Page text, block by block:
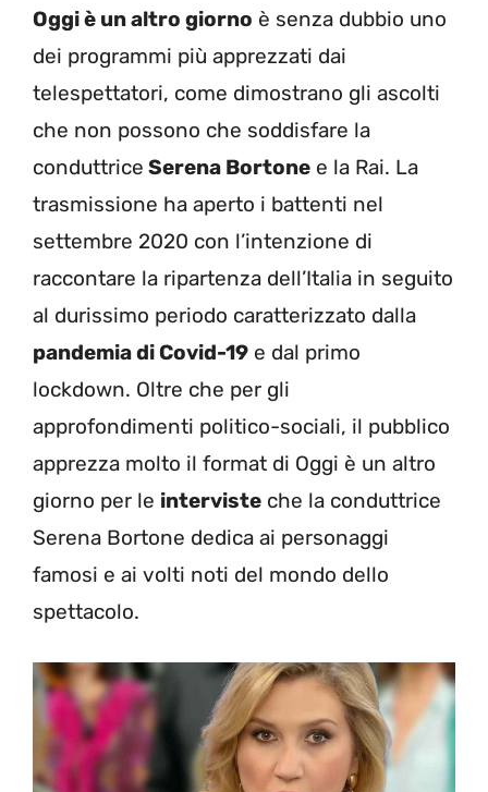
Oggi è un altro giorno è senza dubbio uno
dei programmi più apprezzati dai
telespettatori, come dimostrano gli ascolti
che non possono che soddisfare la
conduttrice Serena Bortone e la Rai. La
trasmissione ha aperto i battenti nel
settembre 2020 con l’intenzione di
raccontare la ripartenza dell’Italia in seguito
al durissimo periodo caratterizzato dalla
pandemia di Covid-19 e dal primo
lockdown. Oltre che per gli
approfondimenti politico-sociali, il pubblico
apprezza molto il format di Oggi è un altro
giorno per le interviste che la conduttrice
Serena Bortone dedica ai personaggi
famosi e ai volti noti del mondo dello
spettacolo.